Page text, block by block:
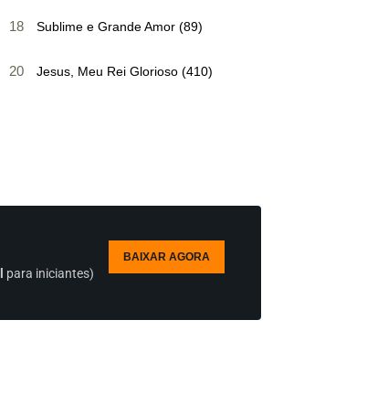
18 Sublime e Grande Amor (89)
20 Jesus, Meu Rei Glorioso (410)
para iniciantes)
BAIXAR AGORA